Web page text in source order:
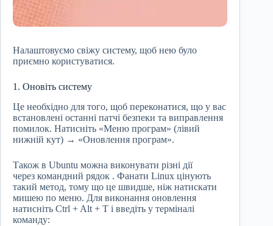
Налаштовуємо свіжу систему, щоб нею було
приємно користуватися.
1. Оновіть систему
Це необхідно для того, щоб переконатися, що у вас
встановлені останні патчі безпеки та виправлення
помилок. Натисніть «Меню програм» (лівий
нижній кут) → «Оновлення програм».
Також в Ubuntu можна виконувати різні дії
через командний рядок . Фанати Linux цінують
такий метод, тому що це швидше, ніж натискати
мишею по меню. Для виконання оновлення
натисніть Ctrl + Alt + T і введіть у терміналі
команду: